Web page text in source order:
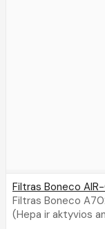
Filtras Boneco
Filtras Boneco
(Hepa ir aktyvios